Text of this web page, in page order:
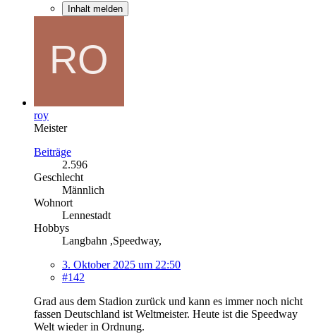
Inhalt melden
roy
Meister
Beiträge
2.596
Geschlecht
Männlich
Wohnort
Lennestadt
Hobbys
Langbahn ,Speedway,
3. Oktober 2025 um 22:50
#142
Grad aus dem Stadion zurück und kann es immer noch nicht
fassen Deutschland ist Weltmeister. Heute ist die Speedway
Welt wieder in Ordnung.